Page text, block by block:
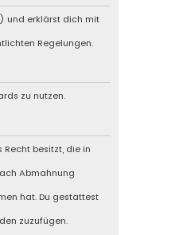
und erklärst dich mit
Regelungen.
zu nutzen.
besitzt, die in
Abmahnung
hat. Du gestattest
zuzufügen.